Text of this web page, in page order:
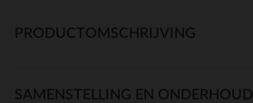
PRODUCTOMSCHRIJVING
SAMENSTELLING EN ONDERHOUD